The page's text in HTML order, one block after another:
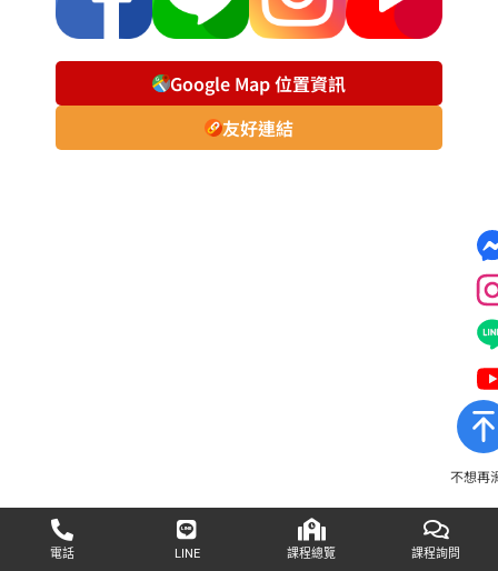
電話 LINE 課程總覽 課程詢問
不想再
Google Map 位置資訊
友好連結